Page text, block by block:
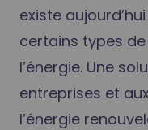
existe
certains types
l’énergie. Une
entreprises et
l’énergie